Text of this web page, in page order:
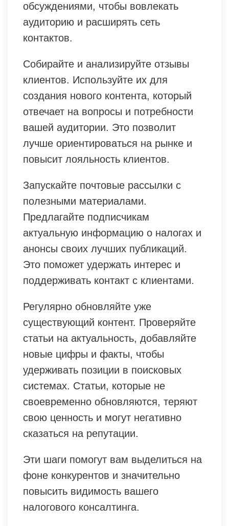
обсуждениями, чтобы вовлекать
аудиторию и расширять сеть
контактов.
Собирайте и анализируйте отзывы
клиентов. Используйте их для
создания нового контента, который
отвечает на вопросы и потребности
вашей аудитории. Это позволит
лучше ориентироваться на рынке и
повысит лояльность клиентов.
Запускайте почтовые рассылки с
полезными материалами.
Предлагайте подписчикам
актуальную информацию о налогах и
анонсы своих лучших публикаций.
Это поможет удержать интерес и
поддерживать контакт с клиентами.
Регулярно обновляйте уже
существующий контент. Проверяйте
статьи на актуальность, добавляйте
новые цифры и факты, чтобы
удерживать позиции в поисковых
системах. Статьи, которые не
своевременно обновляются, теряют
свою ценность и могут негативно
сказаться на репутации.
Эти шаги помогут вам выделиться на
фоне конкурентов и значительно
повысить видимость вашего
налогового консалтинга.